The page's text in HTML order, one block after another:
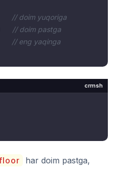
// doim yuqoriga
// doim pastga
// eng yaqinga
crmsh
har doim pastga,